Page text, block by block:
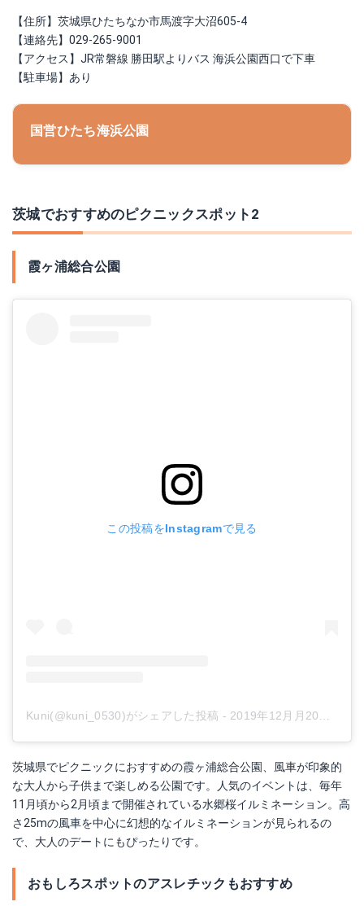
【住所】茨城県ひたちなか市馬渡字大沼605-4
【連絡先】029-265-9001
【アクセス】JR常磐線 勝田駅よりバス 海浜公園西口で下車
【駐車場】あり
国営ひたち海浜公園
茨城でおすすめのピクニックスポット2
霞ヶ浦総合公園
この投稿をInstagramで見る
Kuni(@kuni_0530)がシェアした投稿 - 2019年12月月20日午後7時29分PST
茨城県でピクニックにおすすめの霞ヶ浦総合公園、風車が印象的
な大人から子供まで楽しめる公園です。人気のイベントは、毎年
11月頃から2月頃まで開催されている水郷桜イルミネーション。高
さ25mの風車を中心に幻想的なイルミネーションが見られるの
で、大人のデートにもぴったりです。
おもしろスポットのアスレチックもおすすめ